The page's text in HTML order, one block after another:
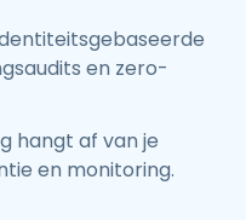
en zero-
hangt af van je
en monitoring.